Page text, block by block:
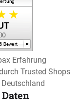
Erfahrung
Trusted Shops